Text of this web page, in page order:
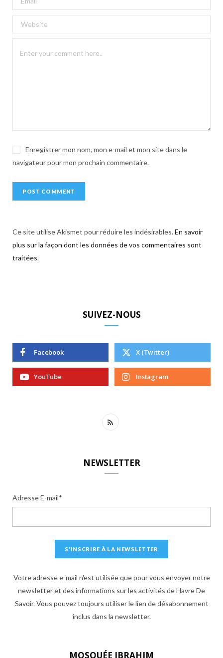
Enregistrer mon nom, mon e-mail et mon site dans le
navigateur pour mon prochain commentaire.
e
n
Ce site utilise Akismet pour réduire les indésirables.En savoir
plus sur la façon dont les données de vos commentaires sont
traitées.
SUIVEZ-NOUS
Facebook X (Twitter)
YouTube Instagram
R
NEWSLETTER
Adresse E-mail*
Votre adresse e-mail n'est utilisée que pour vous envoyer notre
newsletter et des informations sur les activités de Havre De
Savoir. Vous pouvez toujours utiliser le lien de désabonnement
inclus dans la newsletter.
MOSQUÉE IBRAHIM